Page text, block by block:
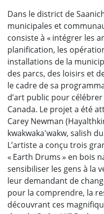
Dans le district de
municipales et
consiste à « intégrer les
planification, les
installations de la
des parcs, des loisirs et
le cadre de sa
d’art public pour
Canada. Le projet a été
Carey Newman
kwakwaka'wakw, salish
L’artiste a conçu trois
« Earth Drums » en bois
sensibiliser les gens à la
leur demandant de
pour la comprendre, la
découvrant ces